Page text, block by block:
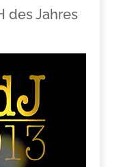
des Jahres